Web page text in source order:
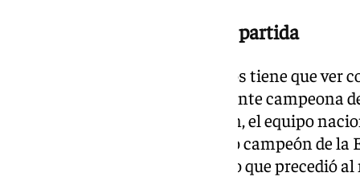
La Eurocopa como punto de partida
Otro de los grandes paralelismos tiene que ver
2010, España llegaba como vigente campeona
torneo en 2008. En esta ocasión, el equipo
después de haberse proclamado campeón de
el mismo escenario competitivo que precedió